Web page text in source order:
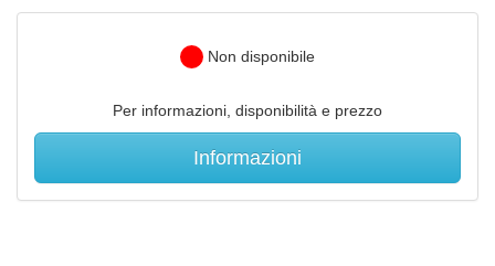
Non disponibile
Per informazioni, disponibilità e prezzo
Informazioni